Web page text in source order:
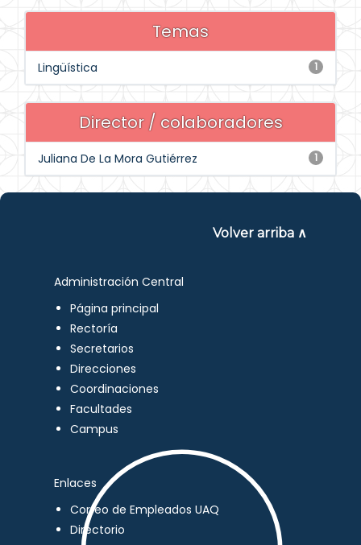
Temas
1
Lingüística
Director / colaboradores
1
Juliana De La Mora Gutiérrez
Volver arriba ∧
Administración Central
Página principal
Rectoría
Secretarios
Direcciones
Coordinaciones
Facultades
Campus
Enlaces
Correo de Empleados UAQ
Directorio